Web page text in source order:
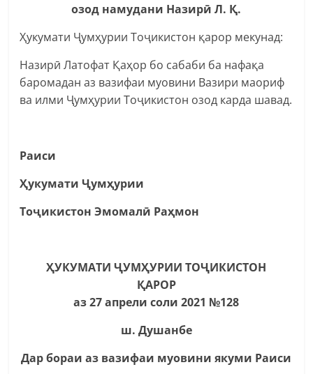
озод намудани Назирӣ Л. Қ.
Ҳукумати Ҷумҳурии Тоҷикистон қарор мекунад:
Назирӣ Латофат Қаҳор бо сабаби ба нафақа
баромадан аз вазифаи муовини Вазири маориф
ва илми Ҷумҳурии Тоҷикистон озод карда шавад.
Раиси
Ҳукумати Ҷумҳурии
Тоҷикистон Эмомалӣ Раҳмон
ҲУКУМАТИ ҶУМҲУРИИ ТОҶИКИСТОН
ҚАРОР
аз 27 апрели соли 2021 №128
ш. Душанбе
Дар бораи аз вазифаи муовини якуми Раиси